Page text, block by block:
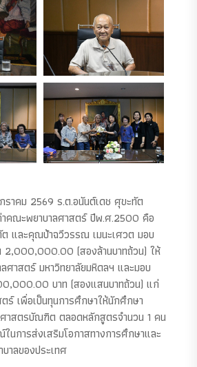
ราคม 2569 ร.ต.อนันต์เดช ศุขะทัต
คณะพยาบาลศาสตร์ ปีพ.ศ.2500 คือ
และคุณป้าฉวีวรรณ เมนะเศวต มอบ
2,000,000.00 (สองล้านบาทถ้วน) ให้
ศาสตร์ มหาวิทยาลัยมหิดลฯ และมอบ
บาท (สองแสนบาทถ้วน) แก่
ร์ เพื่อเป็นทุนการศึกษาให้นักศึกษา
าสตรบัณฑิต ตลอดหลักสูตรจำนวน 1 คน
นการส่งเสริมโอกาสทางการศึกษาและ
าลของประเทศ